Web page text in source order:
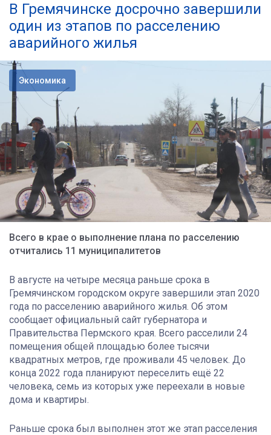
В Гремячинске досрочно завершили
один из этапов по расселению
аварийного жилья
Экономика
Всего в крае о выполнение плана по расселению
отчитались 11 муниципалитетов
В августе на четыре месяца раньше срока в
Гремячинском городском округе завершили этап 2020
года по расселению аварийного жилья. Об этом
сообщает официальный сайт губернатора и
Правительства Пермского края. Всего расселили 24
помещения общей площадью более тысячи
квадратных метров, где проживали 45 человек. До
конца 2022 года планируют переселить ещё 22
человека, семь из которых уже переехали в новые
дома и квартиры.
Раньше срока был выполнен этот же этап расселения